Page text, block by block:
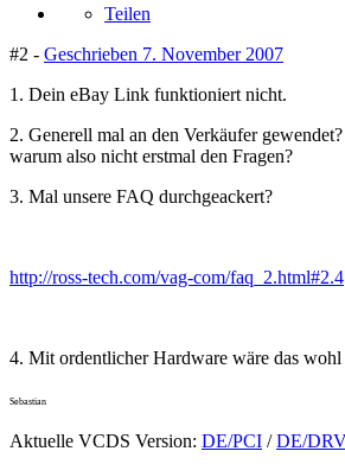
Teilen
#2 - Geschrieben 7. November 2007
1. Dein eBay Link funktioniert nicht.
2. Generell mal an den Verkäufer
warum also nicht erstmal den Fragen?
3. Mal unsere FAQ durchgeackert?
http://ross-tech.com/vag-com/faq_2.html#2.4
4. Mit ordentlicher Hardware wäre das wohl
Sebastian
Aktuelle VCDS Version: DE/PCI /DE/